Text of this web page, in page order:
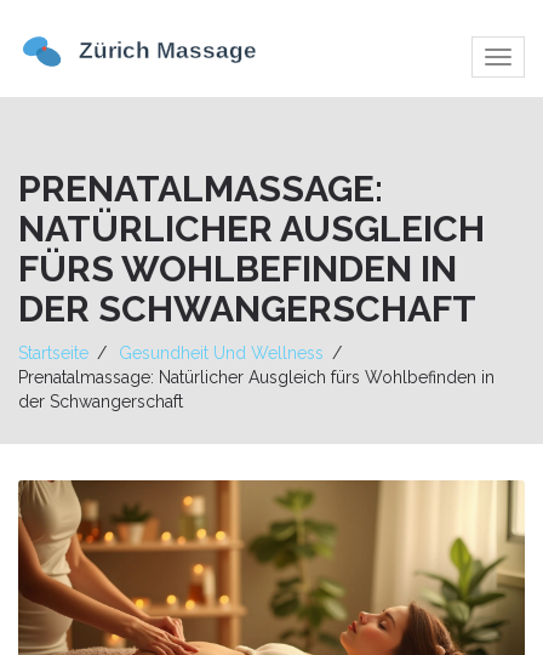
PRENATALMASSAGE:
NATÜRLICHER AUSGLEICH
FÜRS WOHLBEFINDEN IN
DER SCHWANGERSCHAFT
Startseite
Gesundheit Und Wellness
Prenatalmassage: Natürlicher Ausgleich fürs Wohlbefinden in
der Schwangerschaft